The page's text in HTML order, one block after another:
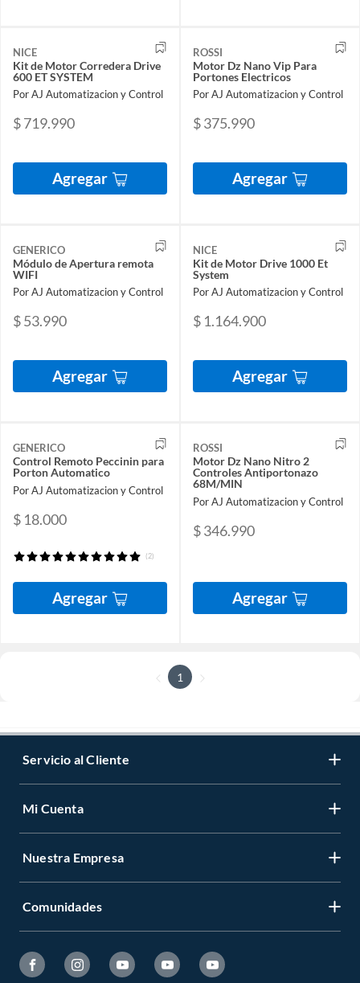
NICE
Kit de Motor Corredera Drive
600 ET SYSTEM
Por AJ Automatizacion y Control
$ 719.990
Agregar
ROSSI
Motor Dz Nano Vip Para
Portones Electricos
Por AJ Automatizacion y Control
$ 375.990
Agregar
GENERICO
Módulo de Apertura remota
WIFI
Por AJ Automatizacion y Control
$ 53.990
Agregar
NICE
Kit de Motor Drive 1000 Et
System
Por AJ Automatizacion y Control
$ 1.164.900
Agregar
GENERICO
Control Remoto Peccinin para
Porton Automatico
Por AJ Automatizacion y Control
$ 18.000
(2)
Agregar
ROSSI
Motor Dz Nano Nitro 2
Controles Antiportonazo
68M/MIN
Por AJ Automatizacion y Control
$ 346.990
Agregar
1
Servicio al Cliente
Mi Cuenta
Nuestra Empresa
Comunidades